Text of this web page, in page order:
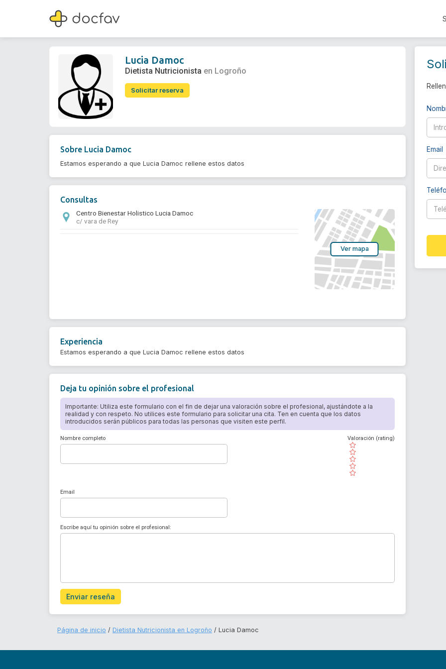
Lucia Damoc
Dietista Nutricionista
Lucia Damoc
Dietista Nutricionista en Logroño
Solicitar reserva
Sobre Lucia Damoc
Estamos esperando a que Lucia Damoc rellene estos datos
Consultas
Centro Bienestar Holistico Lucia Damoc
c/ vara de Rey
Ver mapa
Experiencia
Estamos esperando a que Lucia Damoc rellene estos datos
Deja tu opinión sobre el profesional
Importante: Utiliza este formulario con el fin de dejar una valoración sobre el profesional, ajustándote a la
realidad y con respeto. No utilices este formulario para solicitar una cita. Ten en cuenta que los datos
introducidos serán públicos para todas las personas que visiten este perfil.
Nombre completo
( )
( )
( )
( )
( )
Valoración (rating)
Email
Escribe aquí tu opinión sobre el profesional:
Enviar reseña
Email
Página de inicio Dietista Nutricionista en Logroño Lucia Damoc